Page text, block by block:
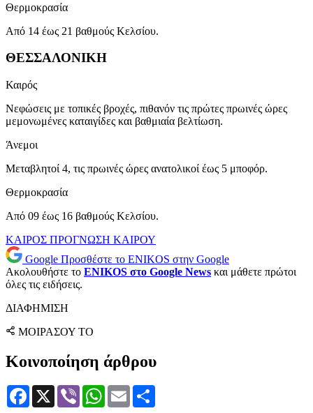
Θερμοκρασία
Από 14 έως 21 βαθμούς Κελσίου.
ΘΕΣΣΑΛΟΝΙΚΗ
Καιρός
Νεφώσεις με τοπικές βροχές, πιθανόν τις πρώτες πρωινές ώρες
μεμονωμένες καταιγίδες και βαθμιαία βελτίωση.
Άνεμοι
Μεταβλητοί 4, τις πρωινές ώρες ανατολικοί έως 5 μποφόρ.
Θερμοκρασία
Από 09 έως 16 βαθμούς Κελσίου.
ΚΑΙΡΟΣ ΠΡΟΓΝΩΣΗ ΚΑΙΡΟΥ
Google Προσθέστε το ENIKOS στην Google
Ακολουθήστε το ENIKOS στο Google News και μάθετε πρώτοι
όλες τις ειδήσεις.
ΔΙΑΦΗΜΙΣΗ
ΜΟΙΡΑΣΟΥ ΤΟ
Κοινοποίηση άρθρου
Facebook
X Viber WhatsApp
Email